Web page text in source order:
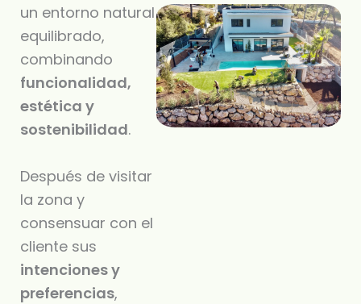
un entorno natural
equilibrado,
combinando
funcionalidad,
estética y
sostenibilidad.
Después de visitar
la zona y
consensuar con el
cliente sus
intenciones y
preferencias,